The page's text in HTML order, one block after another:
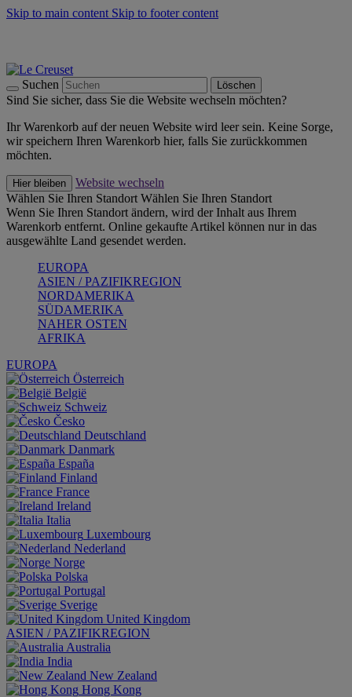
Skip to main content Skip to footer content
Suchen Löschen
Sind Sie sicher, dass Sie die Website wechseln möchten?
Ihr Warenkorb auf der neuen Website wird leer sein. Keine Sorge,
wir speichern Ihren Warenkorb hier, falls Sie zurückkommen
möchten.
Hier bleiben
Website wechseln
Wählen Sie Ihren Standort Wählen Sie Ihren Standort
Wenn Sie Ihren Standort ändern, wird der Inhalt aus Ihrem
Warenkorb entfernt. Online gekaufte Artikel können nur in das
ausgewählte Land gesendet werden.
EUROPA
ASIEN / PAZIFIKREGION
NORDAMERIKA
SÜDAMERIKA
NAHER OSTEN
AFRIKA
EUROPA
Österreich
België
Schweiz
Česko
Deutschland
Danmark
España
Finland
France
Ireland
Italia
Luxembourg
Nederland
Norge
Polska
Portugal
Sverige
United Kingdom
ASIEN / PAZIFIKREGION
Australia
India
New Zealand
Hong Kong